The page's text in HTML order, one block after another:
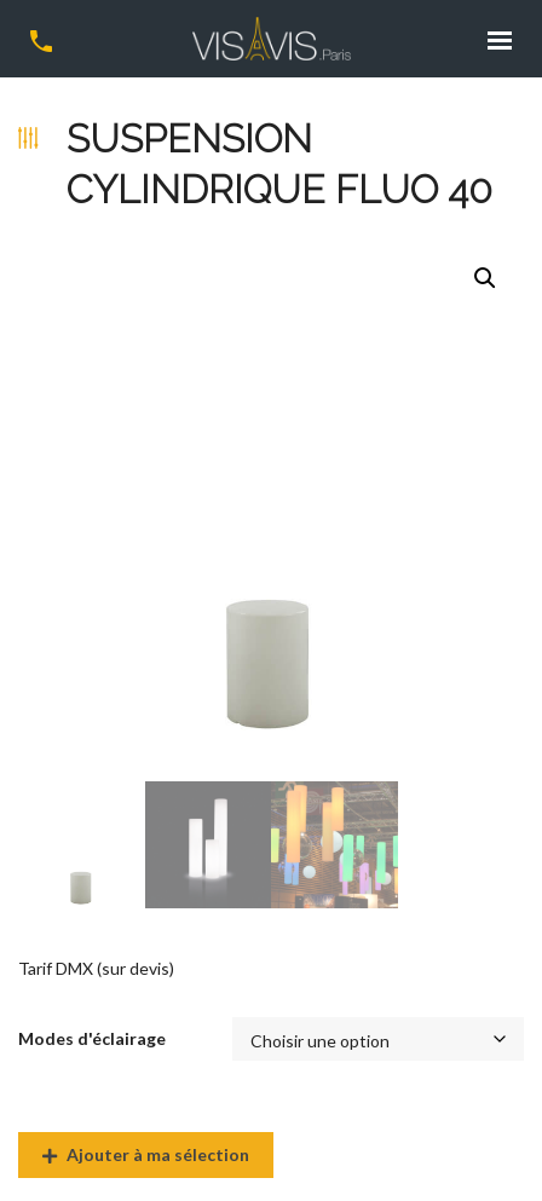
SUSPENSION
CYLINDRIQUE FLUO 40
Tarif DMX (sur devis)
Modes d'éclairage
Ajouter à ma sélection